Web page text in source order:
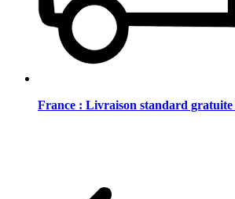
France : Livraison standard gratuite